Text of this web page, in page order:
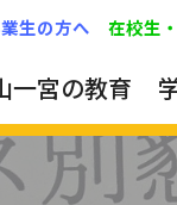
生の方へ 在校生
一宮の教育